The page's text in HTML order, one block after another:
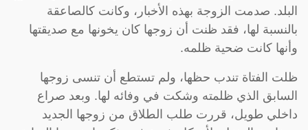
البلد. صدمت الزوجة بهذه الأخبار، وكانت كالصاعقة
بالنسبة لها، فقد ظنت أن زوجها كان يخونها مع صديقتها
وأنها كانت ضحية ظلمه.
ظلت الفتاة تندب حظها، ولم تستطع أن تنسى زوجها
السابق الذي ظلمته وشكت في وفائه لها. وبعد صراع
داخلي طويل، قررت طلب الطلاق من زوجها الجديد